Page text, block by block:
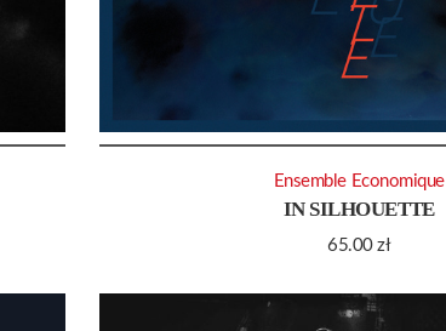
IN SILHOUETTE
65.00zł
Ensemble Economique